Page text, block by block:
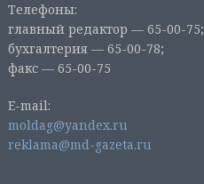
Телефоны:
главный редактор — 65-00-75;
бухгалтерия — 65-00-78;
факс — 65-00-75
E-mail:
moldag@yandex.ru
reklama@md-gazeta.ru